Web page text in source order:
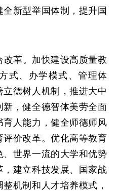
新型举国体制，提升国
改革。加快建设高质量教
式、办学模式、管理体
德树人机制，推进大中
，健全德智体美劳全面
人能力，健全师德师风
价改革。优化高等教育
世界一流的大学和优势
建立科技发展、国家战
机制和人才培养模式，